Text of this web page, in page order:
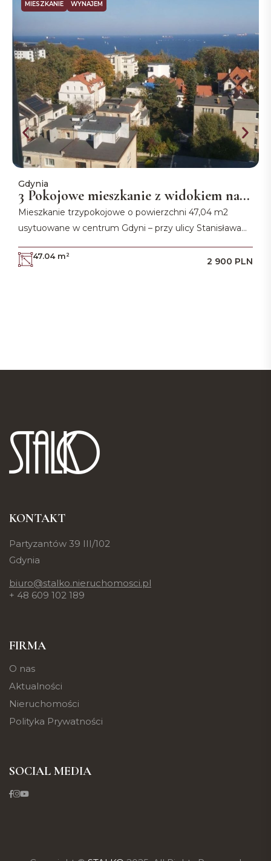
MIESZKANIE WYNAJEM
Gdynia
3 Pokojowe mieszkanie z widokiem na
morze
Mieszkanie trzypokojowe o powierzchni 47,04 m2
usytuowane w centrum Gdyni – przy ulicy Stanisława
47.04 m² 2 900 PLN
KONTAKT
Partyzantów 39 III/102
Gdynia
biuro@stalko.nieruchomosci.pl
+ 48 609 102 189
FIRMA
O nas
Aktualności
Nieruchomości
Polityka Prywatności
SOCIAL MEDIA